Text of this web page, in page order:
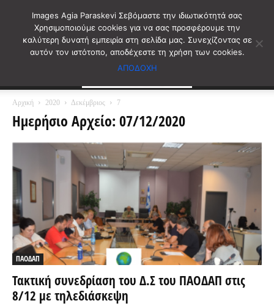
Αρχική 2020 Δεκέμβριος 7
Ημερήσιο Αρχείο: 07/12/2020
ΠΑΟΔΑΠ
Τακτική συνεδρίαση του Δ.Σ του ΠΑΟΔΑΠ στις
8/12 με τηλεδιάσκεψη
Images Agia Paraskevi Σεβόμαστε την ιδιωτικότητά σας
Χρησιμοποιούμε cookies για να σας προσφέρουμε την
καλύτερη δυνατή εμπειρία στη σελίδα μας. Συνεχίζοντας σε
αυτόν τον ιστότοπο, αποδέχεστε τη χρήση των cookies.
ΑΠΟΔΟΧΗ